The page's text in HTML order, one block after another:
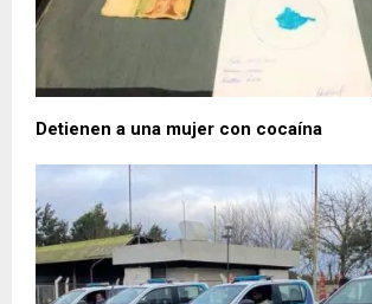
Detienen a una mujer con cocaína